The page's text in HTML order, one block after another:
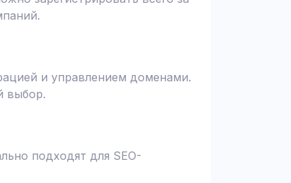
и управлением доменами.
выбор.
подходят для SEO-